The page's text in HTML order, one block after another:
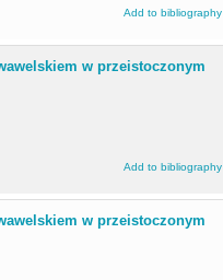
Add to bibliography
w przeistoczonym
Add to bibliography
w przeistoczonym